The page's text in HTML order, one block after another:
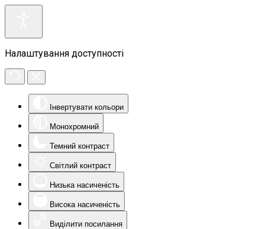
Налаштування доступності
Інвертувати кольори
Монохромний
Темний контраст
Світлий контраст
Низька насиченість
Висока насиченість
Виділити посилання